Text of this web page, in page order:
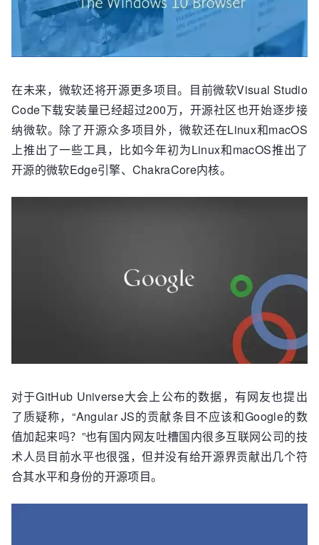
在未来，微软还将开源更多项目。目前微软Visual Studio
Code下载安装量已经超过200万，开源社区也开始逐步接
纳微软。除了开源众多项目外，微软还在Linux和macOS
上推出了一些工具，比如今年初为Linux和macOS推出了
开源的微软Edge引擎、ChakraCore内核。
对于GitHub Universe大会上公布的数据，有网友也提出
了质疑称，“Angular JS的贡献条目不应该和Google的数
值加起来吗？”也有国内网友吐槽国内很多互联网公司的技
术人员目前水平也很强，但并没有给开源界贡献出几个符
合其水平和身份的开源项目。